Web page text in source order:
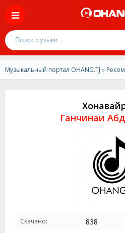
Музыкальный портал OHANG.TJ »
Ганчинаи
Скачано: 838